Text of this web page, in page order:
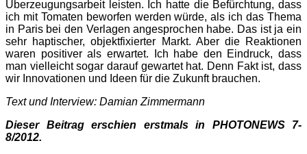
Überzeugungsarbeit leisten. Ich hatte die Befürchtung, dass
ich mit Tomaten beworfen werden würde, als ich das Thema
in Paris bei den Verlagen angesprochen habe. Das ist ja ein
sehr haptischer, objektfixierter Markt. Aber die Reaktionen
waren positiver als erwartet. Ich habe den Eindruck, dass
man vielleicht sogar darauf gewartet hat. Denn Fakt ist, dass
wir Innovationen und Ideen für die Zukunft brauchen.
Text und Interview: Damian Zimmermann
Dieser Beitrag erschien erstmals in PHOTONEWS 7-
8/2012.